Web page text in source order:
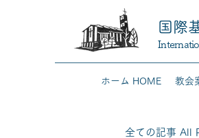
国際
ホーム HOME 教会
全ての記事 All